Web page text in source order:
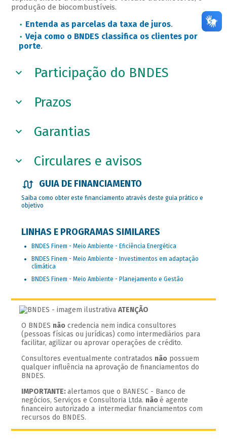
produção de biocombustíveis.
Entenda as parcelas da taxa de juros.
Veja como o BNDES classifica os clientes por
porte.
Participação do BNDES
Prazos
Garantias
Circulares e avisos
GUIA DE FINANCIAMENTO
Saiba como obter este financiamento através deste guia prático e
objetivo
LINHAS E PROGRAMAS SIMILARES
BNDES Finem - Meio Ambiente - Eficiência Energética
BNDES Finem - Meio Ambiente - Investimentos em adaptação
climática
BNDES Finem - Meio Ambiente - Planejamento e Gestão
ATENÇÃO
O BNDES não credencia nem indica consultores
(pessoas físicas ou jurídicas) como intermediários para
facilitar, agilizar ou aprovar operações de crédito.
Consultores eventualmente contratados não possuem
qualquer influência na aprovação de financiamentos do
BNDES.
IMPORTANTE:alertamos que o BANESC - Banco de
negócios, Serviços e Consultoria Ltda. nãoé agente
financeiro autorizado a intermediar financiamentos com
recursos do BNDES.